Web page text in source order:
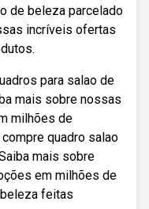
de beleza parcelado
incríveis ofertas
para salao de
mais sobre nossas
milhões de
quadro salao
mais sobre
em milhões de
feitas